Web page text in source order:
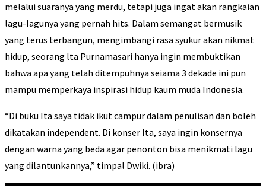
melalui suaranya yang merdu, tetapi juga ingat akan rangkaian
lagu-Iagunya yang pernah hits. Dalam semangat bermusik
yang terus terbangun, mengimbangi rasa syukur akan nikmat
hidup, seorang lta Purnamasari hanya ingin membuktikan
bahwa apa yang telah ditempuhnya seiama 3 dekade ini pun
mampu memperkaya inspirasi hidup kaum muda Indonesia.
“Di buku Ita saya tidak ikut campur dalam penulisan dan boleh
dikatakan independent. Di konser Ita, saya ingin konsernya
dengan warna yang beda agar penonton bisa menikmati lagu
yang dilantunkannya,” timpal Dwiki. (ibra)